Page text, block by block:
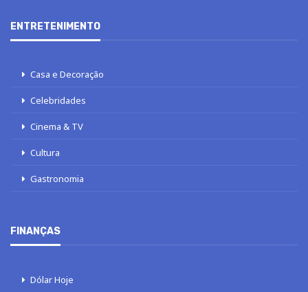
ENTRETENIMENTO
Casa e Decoração
Celebridades
Cinema & TV
Cultura
Gastronomia
FINANÇAS
Dólar Hoje